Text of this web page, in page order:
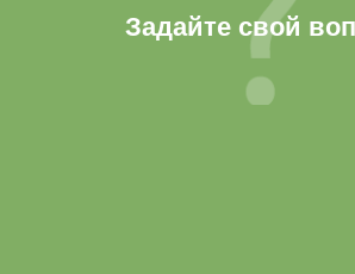
Задайте свой